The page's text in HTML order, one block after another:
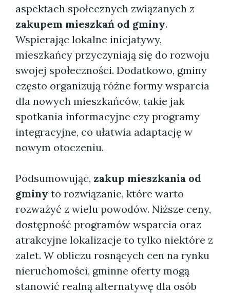
aspektach społecznych związanych z
zakupem mieszkań od gminy.
Wspierając lokalne inicjatywy,
mieszkańcy przyczyniają się do rozwoju
swojej społeczności. Dodatkowo, gminy
często organizują różne formy wsparcia
dla nowych mieszkańców, takie jak
spotkania informacyjne czy programy
integracyjne, co ułatwia adaptację w
nowym otoczeniu.
Podsumowując, zakup mieszkania od
gminy to rozwiązanie, które warto
rozważyć z wielu powodów. Niższe ceny,
dostępność programów wsparcia oraz
atrakcyjne lokalizacje to tylko niektóre z
zalet. W obliczu rosnących cen na rynku
nieruchomości, gminne oferty mogą
stanowić realną alternatywę dla osób